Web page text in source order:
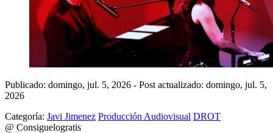
Publicado: domingo, jul. 5, 2026 - Post actualizado: domingo, jul. 5,
2026
Categoría: Javi Jimenez Producción Audiovisual DROT
@ Consiguelogratis